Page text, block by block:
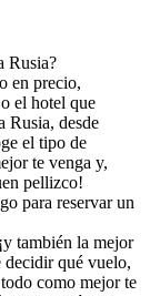
Rusia?
en precio,
el hotel que
Rusia, desde
el tipo de
te venga y,
pellizco!
para reservar un
también la mejor
decidir qué vuelo,
como mejor te